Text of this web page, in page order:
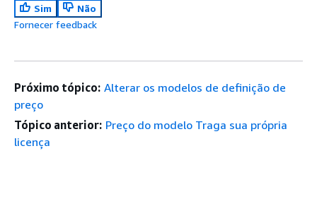
Sim
Não
Fornecer feedback
Próximo tópico: Alterar os modelos de definição de
preço
Tópico anterior: Preço do modelo Traga sua própria
licença